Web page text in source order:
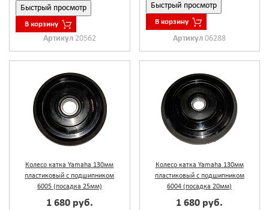
Быстрый просмотр
В корзину
Артикул 20562
Быстрый просмотр
В корзину
Артикул06288
Колесо катка Yamaha 130мм
пластиковый с подшипником
6005 (посадка 25мм)
1 680 руб.
Колесо катка Yamaha 130мм
пластиковый с подшипником
6004 (посадка 20мм)
1 680 руб.